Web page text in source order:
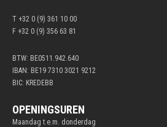
T +32 0 (9) 361 10 00
F +32 0 (9) 356 63 81
BTW: BE0511.942.640
IBAN: BE19 7310 3021 9212
BIC: KREDEBB
OPENINGSUREN
Maandag t.e.m. donderdag